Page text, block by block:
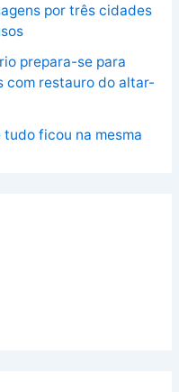
por três cidades
prepara-se para
com restauro do altar-
ficou na mesma